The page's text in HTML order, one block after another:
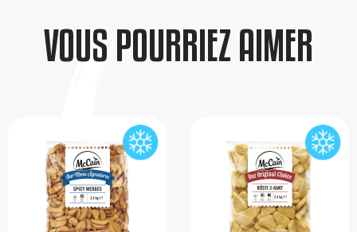
VOUS POURRIEZ AIMER